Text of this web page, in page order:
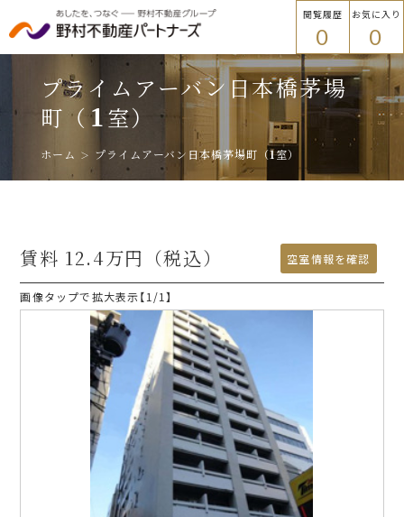
閲覧履歴
0
お気に入り
0
物件を探す
路線・駅名から探す
トップ
物件を探す
エリアから探す
プラウドフラット
ご入居者様
各種手続き
入居のしおり
入居者限定サービス
プライムアーバン日本橋茅場
町 （ 1室）
ホーム プライムアーバン日本橋茅場町 （1室）
賃料 12.4万円 （税込） 空室情報を確認
画像タップで拡大表示【1 /1】